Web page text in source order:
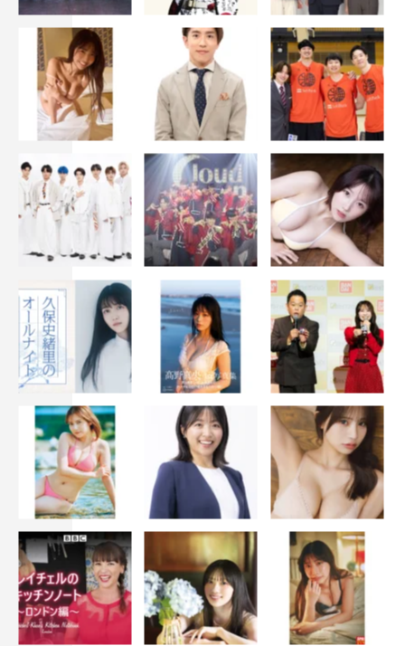
て。全部、みその味になっちゃうんですよね（笑）。最初
は、具がなかったからのりを入れてみたんですけど、みそ
汁の良さが全くなくなっちゃいました。
◆最後に番組の見どころをお願いします。
：この番組、昼のテンションで誰もやっていないんで
すね。VTRもすごく面白いですけど、それに、予想した反
応をしない出演者たちを見てほしいです。
：それに困っている天の声も見ていただきたいです
（笑）。
番組情報
『我流しか勝たん！』
フジテレビ（関東ローカル）
2022年10月8日（土）スタート
午後1時30分～2時30分 ※隔週放送
あんり ハライチ ぼる塾